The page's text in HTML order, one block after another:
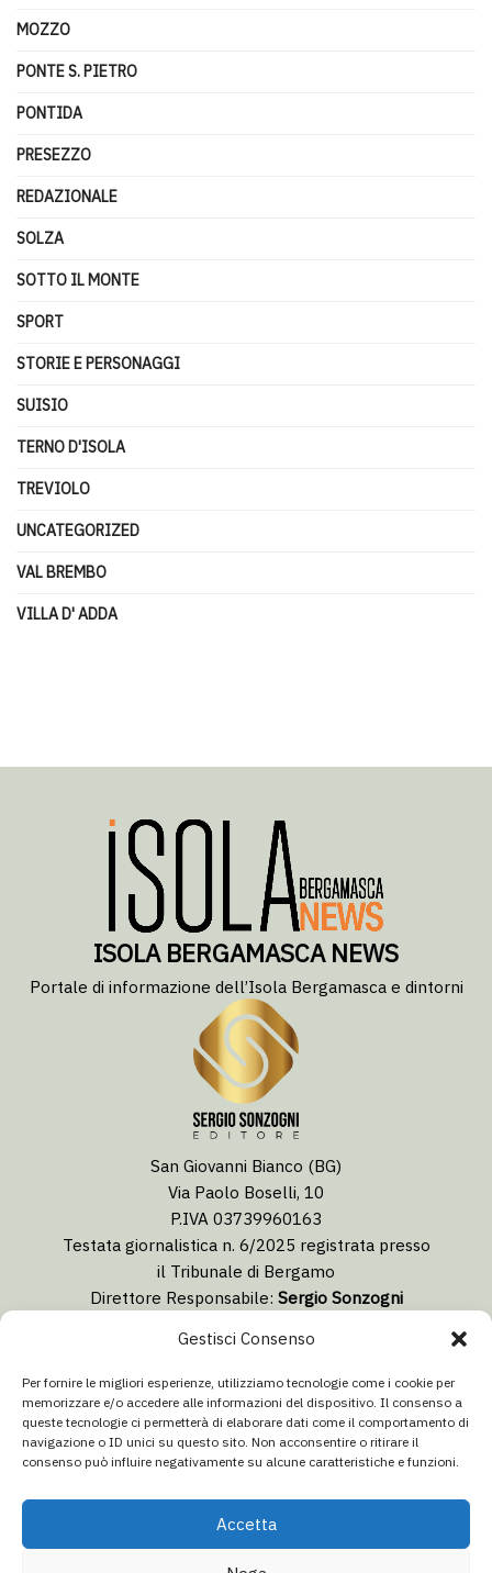
Gestisci Consenso
Per fornire le migliori esperienze, utilizziamo tecnologie come i cookie per
memorizzare e/o accedere alle informazioni del dispositivo. Il consenso a
queste tecnologie ci permetterà di elaborare dati come il comportamento di
navigazione o ID unici su questo sito. Non acconsentire o ritirare il
consenso può influire negativamente su alcune caratteristiche e funzioni.
Accetta
MOZZO
PONTE S. PIETRO
PONTIDA
PRESEZZO
REDAZIONALE
SOLZA
SOTTO IL MONTE
SPORT
STORIE E PERSONAGGI
SUISIO
TERNO D'ISOLA
TREVIOLO
UNCATEGORIZED
VAL BREMBO
VILLA D' ADDA
ISOLA BERGAMASCA NEWS
Portale di informazione dell’Isola Bergamasca e dintorni
San Giovanni Bianco (BG)
Via Paolo Boselli, 10
P.IVA 03739960163
Testata giornalistica n. 6/2025 registrata presso
il Tribunale di Bergamo
Direttore Responsabile: Sergio Sonzogni
redazione@isolabergamascanews.it
info@italiacommunication.com
Telefono: 0345 41834